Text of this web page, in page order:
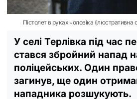
Пістолет в руках чоловіка (ілюстративна
У селі Терлівка під час
стався збройний напад
поліцейських. Один
загинув, ще один
нападника розшукують.